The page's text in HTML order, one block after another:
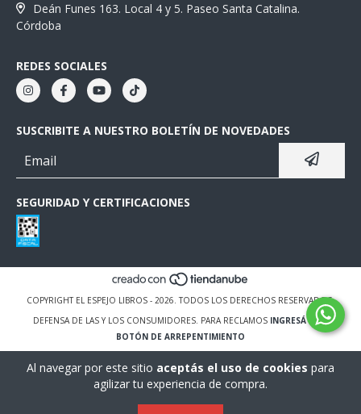
Al navegar por este sitio aceptás el uso de cookies para
agilizar tu experiencia de compra.
Deán Funes 163. Local 4 y 5. Paseo Santa Catalina.
Córdoba
REDES SOCIALES
SUSCRIBITE A NUESTRO BOLETÍN DE NOVEDADES
SEGURIDAD Y CERTIFICACIONES
COPYRIGHT EL ESPEJO LIBROS - 2026. TODOS LOS DERECHOS RESERVADOS.
DEFENSA DE LAS Y LOS CONSUMIDORES. PARA RECLAMOS INGRESÁ ACÁ.
BOTÓN DE ARREPENTIMIENTO